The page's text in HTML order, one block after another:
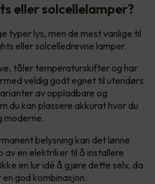
eller solcellelamper?
typer lys, men de mest vanlige til
eller solcelledrevne lamper.
tåler temperaturskifter og har
veldig godt egnet til utendørs
av oppladbare og
du kan plassere akkurat hvor du
moderne.
belysning kan det lønne
av en elektriker til å installere
en lur idé å gjøre dette selv, da
god kombinasjon.